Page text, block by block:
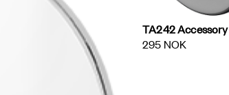
TA242 Accessory
295 NOK